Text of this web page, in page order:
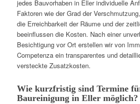
jedes Bauvorhaben in Eller individuelle
Faktoren wie der Grad der
die Erreichbarkeit der Räume und der
beeinflussen die Kosten. Nach einer
Besichtigung vor Ort erstellen wir von
Competenza ein transparentes und
versteckte Zusatzkosten.
Wie kurzfristig sind Termine
Baureinigung in Eller möglich?